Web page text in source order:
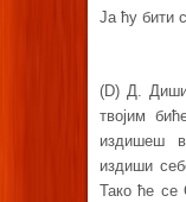
Ја ћу бити
(D) Д.
твојим
издишеш
издиши
Тако ће се